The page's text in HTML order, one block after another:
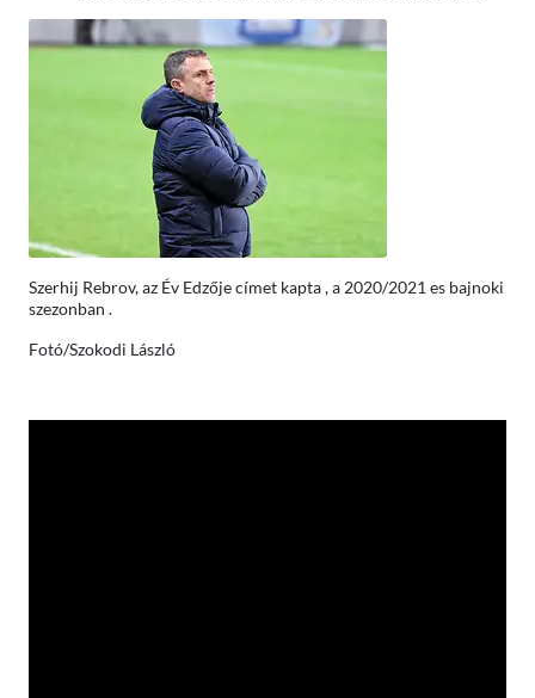
Szerhij Rebrov, az Év Edzője címet kapta , a 2020/2021 es bajnoki
szezonban .
Fotó/Szokodi László